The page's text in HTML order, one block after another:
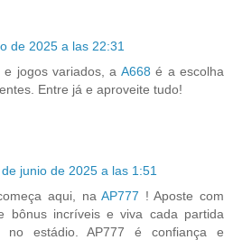
de 2025 a las 22:31
jogos variados, a A668 é a escolha
Entre já e aproveite tudo!
junio de 2025 a las 1:51
aqui, naAP777 ! Aposte com
bônus incríveis e viva cada partida
no estádio. AP777 é confiança e